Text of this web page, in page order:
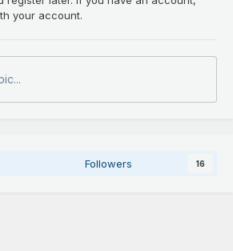
your account.
Followers 16